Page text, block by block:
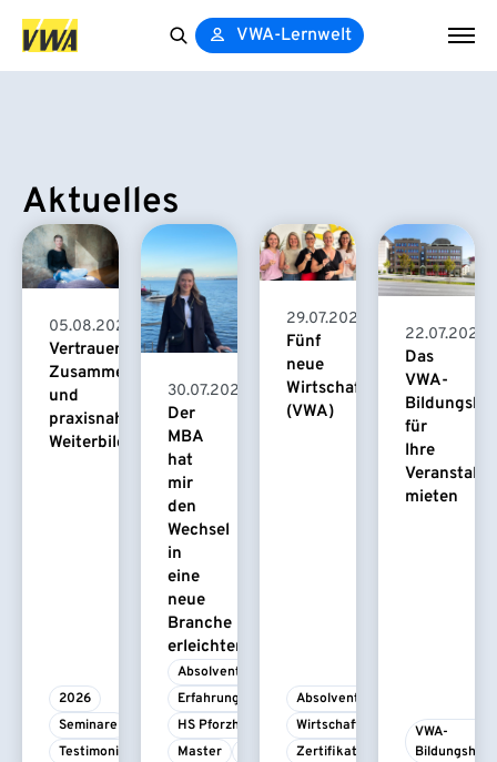
VWA-Lernwelt
Aktuelles
05.08.2026
Vertrauensvolle
Zusammenarbeit
und
praxisnahe
Weiterbildung
2026
Seminare
Testimonial
30.07.2026
Der
MBA
hat
mir
den
Wechsel
in
eine
neue
Branche
erleichtert
Absolvent/-in
Erfahrungsbericht
HS Pforzheim
Master
29.07.2026
Fünf
neue
Wirtschaftspsychologinnen
(VWA)
Absolvent/-in
Wirtschaftspsychologie
Zertifikatskurs
22.07.2026
Das
VWA-
für
Ihre
mieten
VWA-
Bildungshaus